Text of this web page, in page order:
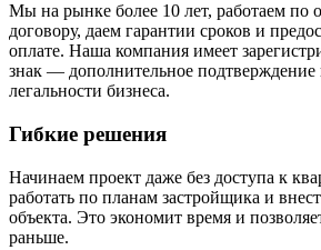
Мы на рынке более 10 лет, работаем по
договору, даем гарантии сроков и
оплате. Наша компания имеет
знак — дополнительное подтверждение
легальности бизнеса.
Гибкие решения
Начинаем проект даже без доступа к
работать по планам застройщика и
объекта. Это экономит время и
раньше.